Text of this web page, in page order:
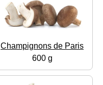
Champignons de Paris
600 g